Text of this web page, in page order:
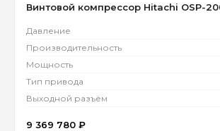
Винтовой компрессор Hitachi OSP-
Давление
Производительность
Мощность
Тип привода
Выходной разъём
9 369 780 ₽